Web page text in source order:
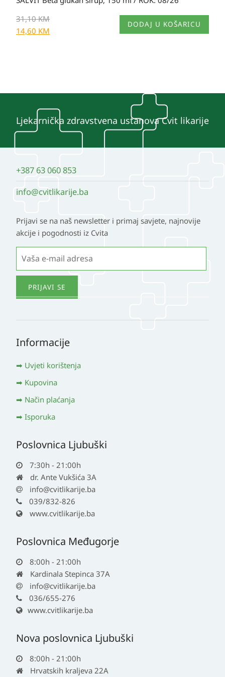
31,10KM
14,60 KM
DODAJ U KOŠARICU
Ljekarnička zdravstvena ustanova Cvit likarije
+387 63 060 853
info@cvitlikarije.ba
Prijavi se na naš newsletter i primaj savjete, najnovije
akcije i pogodnosti iz Cvita
Informacije
Uvjeti korištenja
Kupovina
Način plaćanja
Isporuka
Poslovnica Ljubuški
7:30h - 21:00h
dr. Ante Vukšića 3A
info@cvitlikarije.ba
039/832-826
www.cvitlikarije.ba
Poslovnica Međugorje
8:00h - 21:00h
Kardinala Stepinca 37A
info@cvitlikarije.ba
036/655-276
www.cvitlikarije.ba
Nova poslovnica Ljubuški
8:00h - 21:00h
Hrvatskih kraljeva 22A